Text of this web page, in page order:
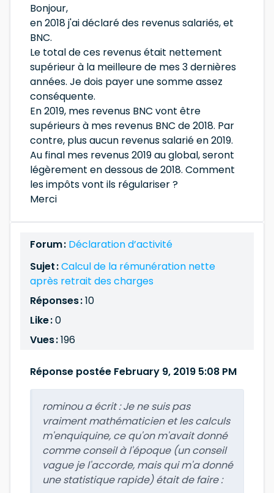
Bonjour,
en 2018 j'ai déclaré des revenus salariés, et
BNC.
Le total de ces revenus était nettement
supérieur à la meilleure de mes 3 dernières
années. Je dois payer une somme assez
conséquente.
En 2019, mes revenus BNC vont être
supérieurs à mes revenus BNC de 2018. Par
contre, plus aucun revenus salarié en 2019.
Au final mes revenus 2019 au global, seront
légèrement en dessous de 2018. Comment
les impôts vont ils régulariser ?
Merci
Forum : Déclaration d’activité
Sujet :Calcul de la rémunération nette
après retrait des charges
Réponses :10
Like :0
Vues :196
Réponse postée February 9, 2019 5:08 PM
rominou a écrit :Je ne suis pas
vraiment mathématicien et les calculs
m'enquiquine, ce qu'on m'avait donné
comme conseil à l'époque (un conseil
vague je l'accorde, mais qui m'a donné
une statistique rapide) était de faire :